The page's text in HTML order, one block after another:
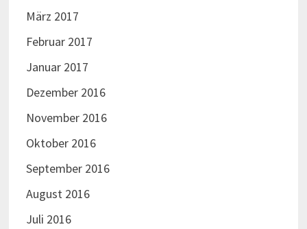
März 2017
Februar 2017
Januar 2017
Dezember 2016
November 2016
Oktober 2016
September 2016
August 2016
Juli 2016